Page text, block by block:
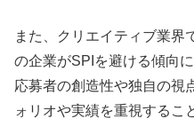
また、クリエイティブ業界
の企業がSPIを避ける傾向
応募者の創造性や独自の視
ォリオや実績を重視するこ